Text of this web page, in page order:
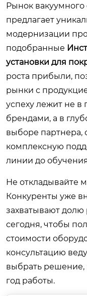
Рынок вакуумного
предлагает
модернизации
подобранные
установки для
роста прибыли,
рынки с
успеху лежит не
брендами, а в
выборе партнера,
комплексную
линии до
Не откладывайте
Конкуренты уже
захватывают
сегодня, чтобы
стоимости
консультацию
выбрать решение,
год работы.